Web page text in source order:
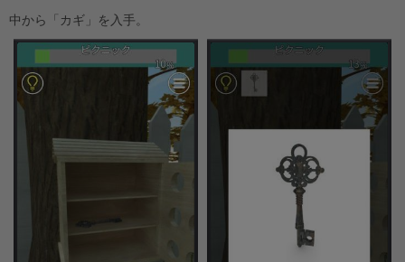
中から「カギ」を入手。